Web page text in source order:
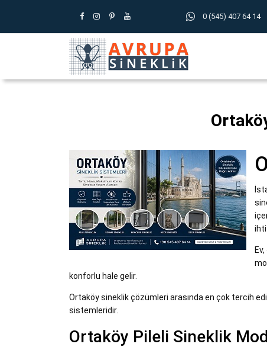
0 (545) 407 64 14
konforlu hale gelir.
Ortaköy sineklik çözümleri arasında en çok tercih
sistemleridir.
Ortaköy Pileli Sineklik